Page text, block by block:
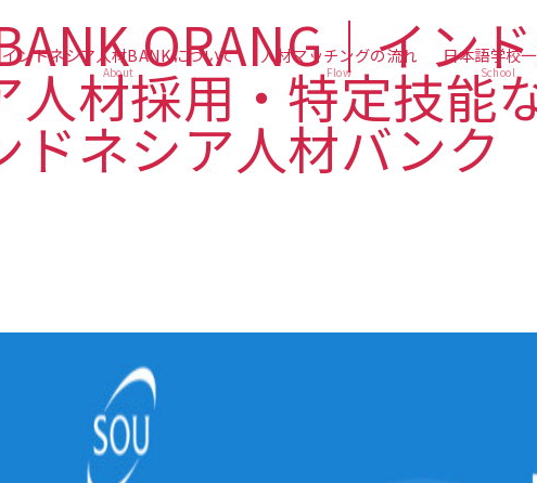
インドネシア人材BANKについて
About
人材マッチングの流れ
Flow
日本語学校
School